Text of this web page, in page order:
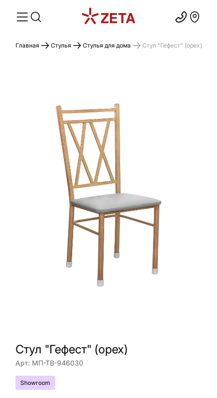
Главная Стулья Стулья для дома Стул "Гефест" (орех)
Стул "Гефест" (орех)
Арт: МП-ТВ-946030
Showroom